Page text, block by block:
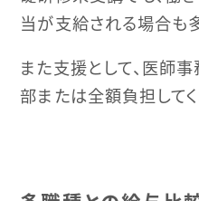
当が支給される場合も多
また支援として、医師
部または全額負担して